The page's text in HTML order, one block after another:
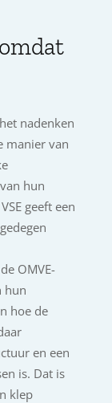
nadenken
manier van
hun
geeft een
OMVE-
hun
hoe de
en een
is. Dat is
klep